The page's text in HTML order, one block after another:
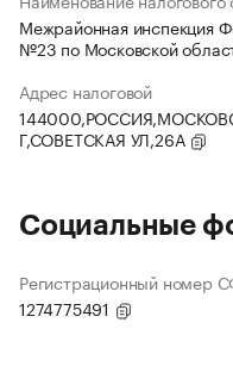
Межрайонная инспекция
№23 по Московской
Адрес налоговой
Г,СОВЕТСКАЯ УЛ,26А
Социальные
Регистрационный номер
1274775491